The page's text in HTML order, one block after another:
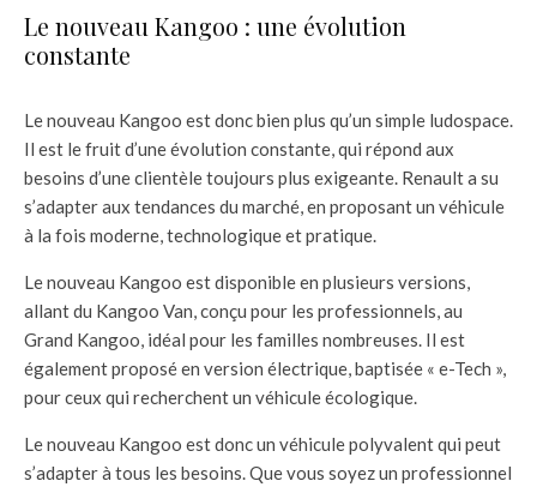
Le nouveau Kangoo : une évolution
constante
Le nouveau Kangoo est donc bien plus qu’un simple ludospace.
Il est le fruit d’une évolution constante, qui répond aux
besoins d’une clientèle toujours plus exigeante. Renault a su
s’adapter aux tendances du marché, en proposant un véhicule
à la fois moderne, technologique et pratique.
Le nouveau Kangoo est disponible en plusieurs versions,
allant du Kangoo Van, conçu pour les professionnels, au
Grand Kangoo, idéal pour les familles nombreuses. Il est
également proposé en version électrique, baptisée « e-Tech »,
pour ceux qui recherchent un véhicule écologique.
Le nouveau Kangoo est donc un véhicule polyvalent qui peut
s’adapter à tous les besoins. Que vous soyez un professionnel